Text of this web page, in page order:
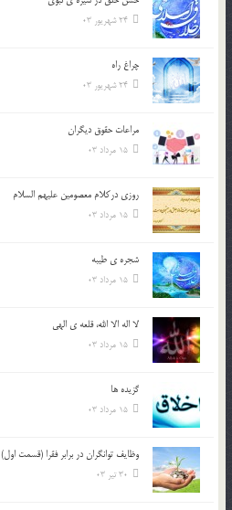
24 شهریور 03
چراغ راه
24 شهریور 03
مراعات حقوق ديگران
15 مرداد 03
روزي دركلام معصومين عليهم السلام
15 مرداد 03
شجره ي طيبه
15 مرداد 03
لا اله الا الله، قلعه ي الهي
15 مرداد 03
گزيده ها
15 مرداد 03
وظایف توانگران در برابر فقرا (قسمت اول)
30 تیر 03